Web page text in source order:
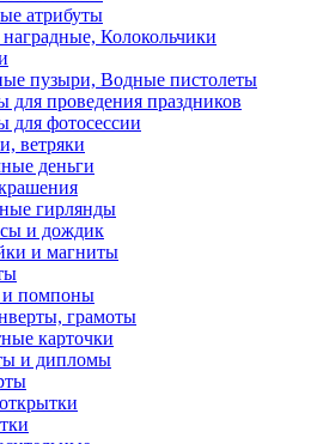
атрибуты
Колокольчики
пузыри, Водные пистолеты
для проведения праздников
для фотосессии
ветряки
деньги
гирлянды
и дождик
и магниты
помпоны
грамоты
карточки
и дипломы